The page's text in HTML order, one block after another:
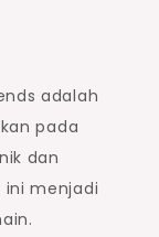
adalah
pada
dan
ini menjadi